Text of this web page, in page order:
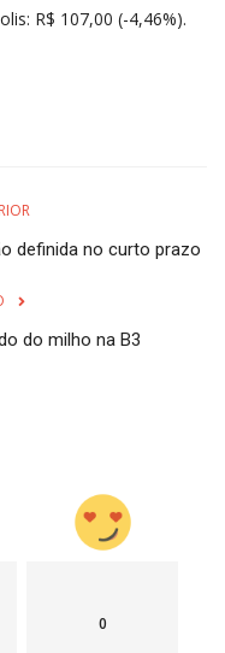
R$ 107,00 (-4,46%).
definida no curto prazo
do milho na B3
0